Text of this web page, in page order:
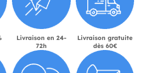
Livraison en 24-
72h
Livraison gratuite
dès 60€